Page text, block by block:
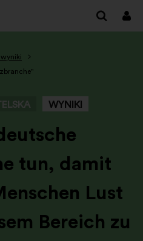
WYNIKI
tun, damit
Lust
Bereich zu